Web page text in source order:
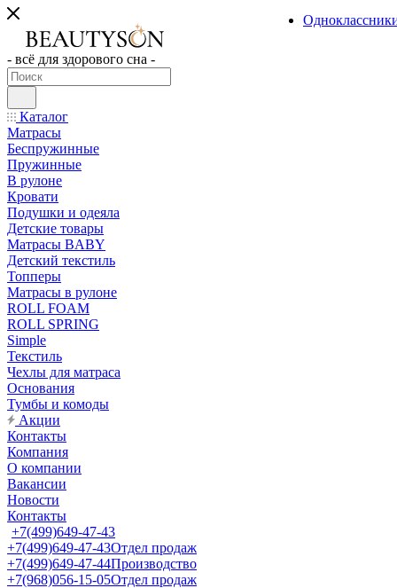
- всё для здорового сна -
Каталог
Матрасы
Беспружинные
Пружинные
В рулоне
Кровати
Подушки и одеяла
Детские товары
Матрасы BABY
Детский текстиль
Топперы
Матрасы в рулоне
ROLL FOAM
ROLL SPRING
Simple
Текстиль
Чехлы для матраса
Основания
Тумбы и комоды
Акции
Контакты
Компания
О компании
Вакансии
Новости
Контакты
+7(499)649-47-43
+7(499)649-47-43Отдел продаж
+7(499)649-47-44Производство
+7(968)056-15-05Отдел продаж